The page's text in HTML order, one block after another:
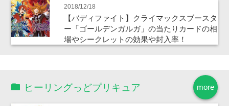
2018/12/18
【バディファイト】クライマックスブースタ
ー「ゴールデンガルガ」の当たりカードの相
場やシークレットの効果や封入率！
more
ヒーリングっどプリキュア